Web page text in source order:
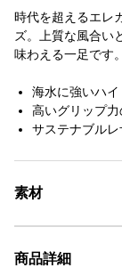
時代を超えるエレ
ズ。上質な風合い
味わえる一足です。
海水に強いハ
高いグリップ
サステナブルレ
素材
サステナブルレザ
商品詳細